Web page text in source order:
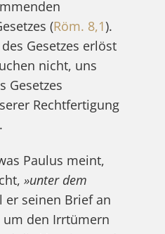
(Röm. 8,1).
Gesetzes erlöst
nicht, uns
Gesetzes
Rechtfertigung
Paulus meint,
»unter dem
er seinen Brief an
um den Irrtümern